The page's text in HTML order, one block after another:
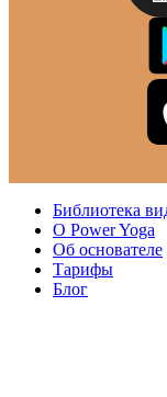
Библиотека
О Power Yoga
Об основателе
Тарифы
Блог